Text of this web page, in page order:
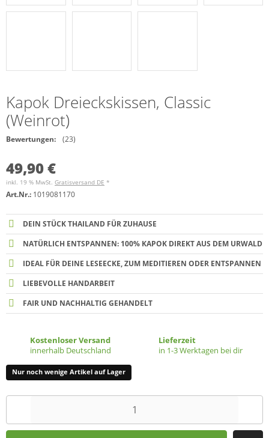
Kapok Dreieckskissen, Classic
(Weinrot)
Bewertungen: (23)
49,90 €
inkl. 19 % MwSt. Gratisversand DE *
Art.Nr.: 1019081170
DEIN STÜCK THAILAND FÜR ZUHAUSE
NATÜRLICH ENTSPANNEN: 100% KAPOK DIREKT AUS DEM URWALD
IDEAL FÜR DEINE LESEECKE, ZUM MEDITIEREN ODER ENTSPANNEN
LIEBEVOLLE HANDARBEIT
FAIR UND NACHHALTIG GEHANDELT
Kostenloser Versand
innerhalb Deutschland
Lieferzeit
in 1-3 Werktagen bei dir
Nur noch wenige Artikel auf Lager